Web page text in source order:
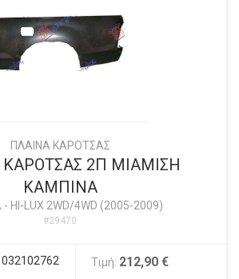
ΠΛΑΙΝΑ ΚΑΡΟΤΣΑΣ
2Π ΜΙΑΜΙΣΗ
ΚΑΜΠΙΝΑ
- HI-LUX 2WD/4WD (2005-2009)
#29470
032102762 Τιμή: 212,90 €